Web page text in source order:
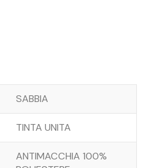
SABBIA
TINTA UNITA
ANTIMACCHIA 100%